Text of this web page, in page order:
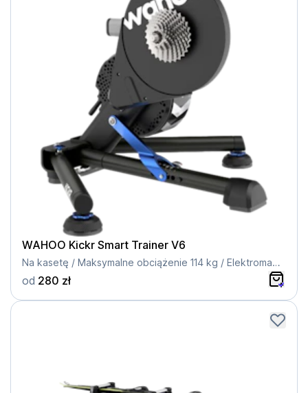
WAHOO Kickr Smart Trainer V6
Na kasetę / Maksymalne obciążenie 114 kg / Elektromagnetyczny / Kompatybilność z piastą 12x142
od 280 zł